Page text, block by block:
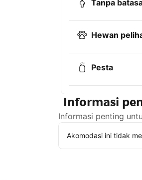
Tanpa
Hewan
Pesta
Informasi
Informasi penting
Akomodasi ini tidak